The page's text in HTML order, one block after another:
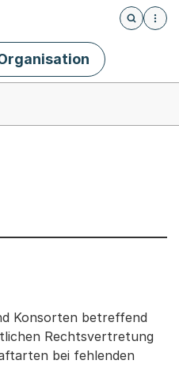
Öffnet
Geschäft
Konsorten betreffend
Rechtsvertretung
bei fehlenden